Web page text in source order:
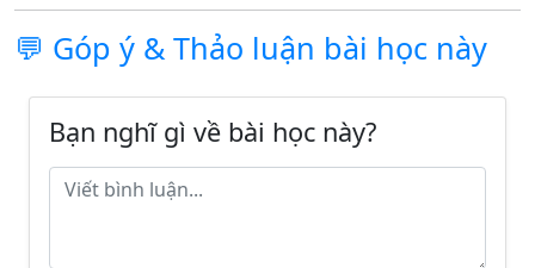
💬 Góp ý & Thảo luận bài học này
Bạn nghĩ gì về bài học này?